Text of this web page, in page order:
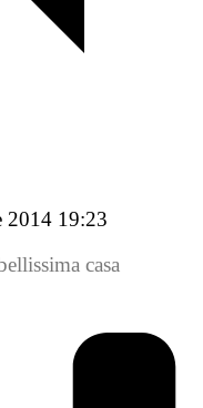
2014 19:23
casa